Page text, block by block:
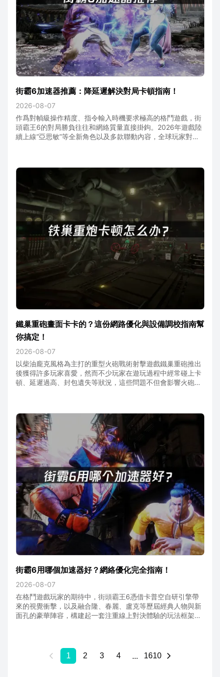
街霸6加速器推薦：降延遲解決對局卡頓指南！
2026-08-07
作爲對幀級操作精度、指令輸入時機要求極高的格鬥遊戲，街
頭霸王6的對局勝負往往和網絡質量直接掛鉤。2026年遊戲陸
續上線“亞思敏”等全新角色以及多款聯動內容，全球玩家對戰
鐵巢重砲畫面卡卡的？這份網路優化與設備調校指南幫
你搞定！
2026-08-07
以柴油龐克風格為主打的重型火砲戰術射擊遊戲鐵巢重砲推出
後獲得許多玩家喜愛，然而不少玩家在遊玩過程中經常碰上卡
頓、延遲過高、封包遺失等狀況，這些問題不但會影響火砲校
路由跳轉節點多，很容易出現延遲突然飆升、封包遺失的狀況-
本地網路環境不穩：使用WiFi或校園網路時容易受訊號干擾，
或是背景有下載、線上影片等佔用大量頻寬的程式在執行，都
會造成網路壅塞而導致卡頓- 伺服器選擇不當：部分熱門伺服
器同時上線人數過多，也會使遊戲連線不穩定，出現操作回應
延遲的現象卡頓問題的對症解決方式優先選用專業遊戲加速工
具來優化網路針對網路層面引起的卡頓問題，建議使用網易UU
加速器。
街霸6用哪個加速器好？網絡優化完全指南！
2026-08-07
在格鬥遊戲玩家的期待中，街頭霸王6憑借卡普空自研引擎帶
來的視覺衝擊，以及融合隆、春麗、盧克等歷屆經典人物與新
面孔的豪華陣容，構建起一套注重線上對決體驗的玩法框架。
1 2 3 4 ... 1610